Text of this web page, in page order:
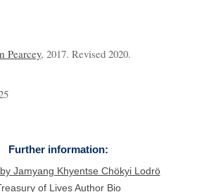
Pearcey, 2017. Revised 2020.
Further information:
Jamyang Khyentse Chökyi Lodrö
of Lives Author Bio